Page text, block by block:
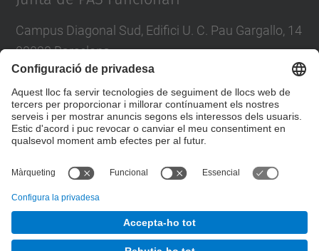
Campus Diagonal Sud, Edifici U. C. Pau Gargallo, 14
08028 Barcelona
E-mail :junta.pasf@upc.edu
Formulari de contacte
Junta PAS Funcionari